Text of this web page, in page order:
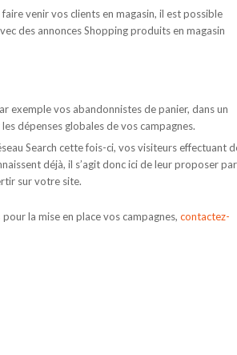
venir vos clients en magasin, il est possible
des annonces Shopping produits en magasin
exemple vos abandonnistes de panier, dans un
dépenses globales de vos campagnes.
Search cette fois-ci, vos visiteurs effectuant
déjà, il s’agit donc ici de leur proposer par
sur votre site.
pour la mise en place vos campagnes, contactez-